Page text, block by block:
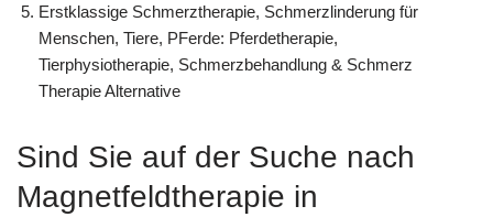
Erstklassige Schmerztherapie, Schmerzlinderung für
Menschen, Tiere, PFerde: Pferdetherapie,
Tierphysiotherapie, Schmerzbehandlung & Schmerz
Therapie Alternative
Sind Sie auf der Suche nach
Magnetfeldtherapie in